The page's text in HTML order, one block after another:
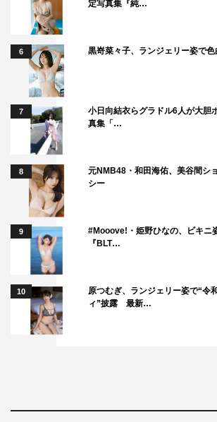
定写真集『純…
6 黒嵜菜々子、ランジェリー姿で
7
小日向結衣らグラドル6人が大胆
真集「…
8
元NMB48・和田海佑、美谷間シ
シー
9
#Mooove!・姫野ひなの、ビキニ
『BLT…
10
原つむぎ、ランジェリー姿で“令
ィ”披露 最新…